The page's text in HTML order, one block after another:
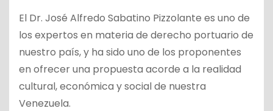
El Dr. José Alfredo Sabatino Pizzolante es uno de
los expertos en materia de derecho portuario de
nuestro país, y ha sido uno de los proponentes
en ofrecer una propuesta acorde a la realidad
cultural, económica y social de nuestra
Venezuela.